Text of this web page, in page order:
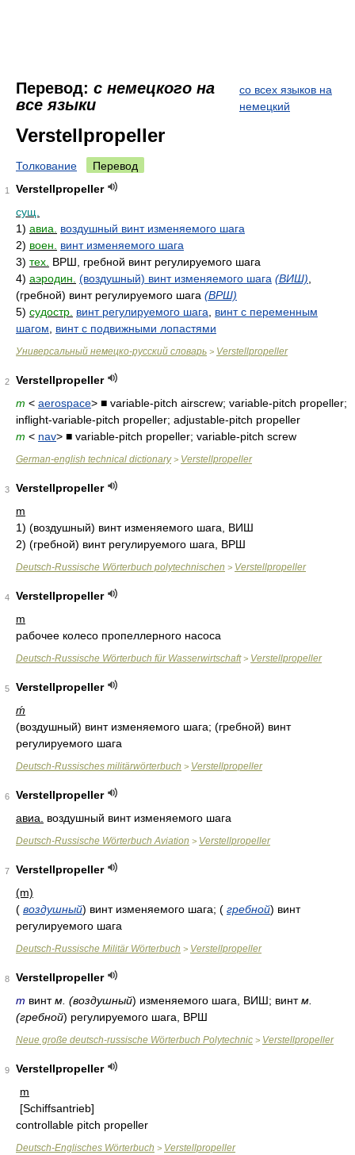
Перевод: с немецкого на
все языки
со всех языков на
немецкий
Verstellpropeller
Толкование Перевод
1
Verstellpropeller
сущ.
1) авиа.
воздушный винт изменяемого шага
2) воен.
винт изменяемого шага
3) тех. ВРШ, гребной винт регулируемого шага
4) аэродин. (воздушный) винт изменяемого шага (ВИШ)
(гребной) винт регулируемого шага (ВРШ)
5) судостр. винт регулируемого шага
винт с переменным
шагом
винт с подвижными лопастями
Универсальный немецко-русский словарь > Verstellpropeller
2
Verstellpropeller
m < aerospace> ■ variable-pitch airscrew; variable-pitch propeller;
inflight-variable-pitch propeller; adjustable-pitch propeller
m < nav> ■ variable-pitch propeller; variable-pitch screw
German-english technical dictionary> Verstellpropeller
3
Verstellpropeller
m
1) (воздушный) винт изменяемого шага, ВИШ
2) (гребной) винт регулируемого шага, ВРШ
Deutsch-Russische Wörterbuch polytechnischen > Verstellpropeller
4
Verstellpropeller
m
рабочее колесо пропеллерного насоса
Deutsch-Russische Wörterbuch für Wasserwirtschaft> Verstellpropeller
5
Verstellpropeller
ḿ
(воздушный) винт изменяемого шага; (гребной) винт
регулируемого шага
Deutsch-Russisches militärwörterbuch > Verstellpropeller
6
Verstellpropeller
авиа.
воздушный винт изменяемого шага
Deutsch-Russische Wörterbuch Aviation > Verstellpropeller
7
Verstellpropeller
(m)
( воздушный) винт изменяемого шага; ( гребной) винт
регулируемого шага
Deutsch-Russische Militär Wörterbuch > Verstellpropeller
8
Verstellpropeller
m винтм. (воздушный) изменяемого шага, ВИШ; винтм.
(гребной) регулируемого шага, ВРШ
Neue große deutsch-russische Wörterbuch Polytechnic > Verstellpropeller
9
Verstellpropeller
m
[Schiffsantrieb]
controllable pitch propeller
Deutsch-Englisches Wörterbuch > Verstellpropeller